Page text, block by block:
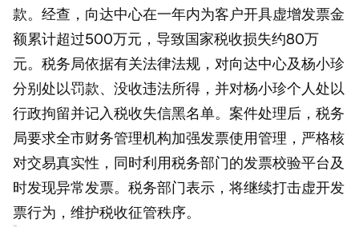
款。经查，向达中心在一年内为客户开具虚增发票金
额累计超过500万元，导致国家税收损失约80万
元。税务局依据有关法律法规，对向达中心及杨小珍
分别处以罚款、没收违法所得，并对杨小珍个人处以
行政拘留并记入税收失信黑名单。案件处理后，税务
局要求全市财务管理机构加强发票使用管理，严格核
对交易真实性，同时利用税务部门的发票校验平台及
时发现异常发票。税务部门表示，将继续打击虚开发
票行为，维护税收征管秩序。